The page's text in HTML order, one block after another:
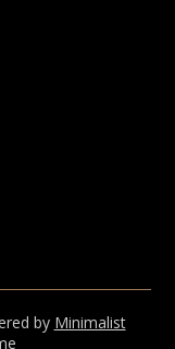
by Minimalist